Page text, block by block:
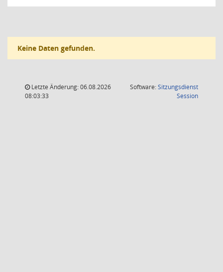
Keine Daten gefunden.
Letzte Änderung: 06.08.2026
08:03:33
Software:Sitzungsdienst
Session(Wird in